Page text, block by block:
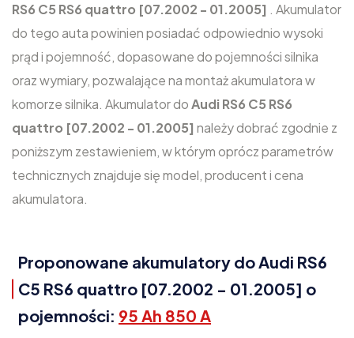
RS6 C5 RS6 quattro [07.2002 - 01.2005] . Akumulator
do tego auta powinien posiadać odpowiednio wysoki
prąd i pojemność, dopasowane do pojemności silnika
oraz wymiary, pozwalające na montaż akumulatora w
komorze silnika. Akumulator doAudi RS6 C5 RS6
quattro [07.2002 - 01.2005] należy dobrać zgodnie z
poniższym zestawieniem, w którym oprócz parametrów
technicznych znajduje się model, producent i cena
akumulatora.
Proponowane akumulatory do Audi RS6
C5 RS6 quattro [07.2002 - 01.2005] o
pojemności: 95 Ah 850 A